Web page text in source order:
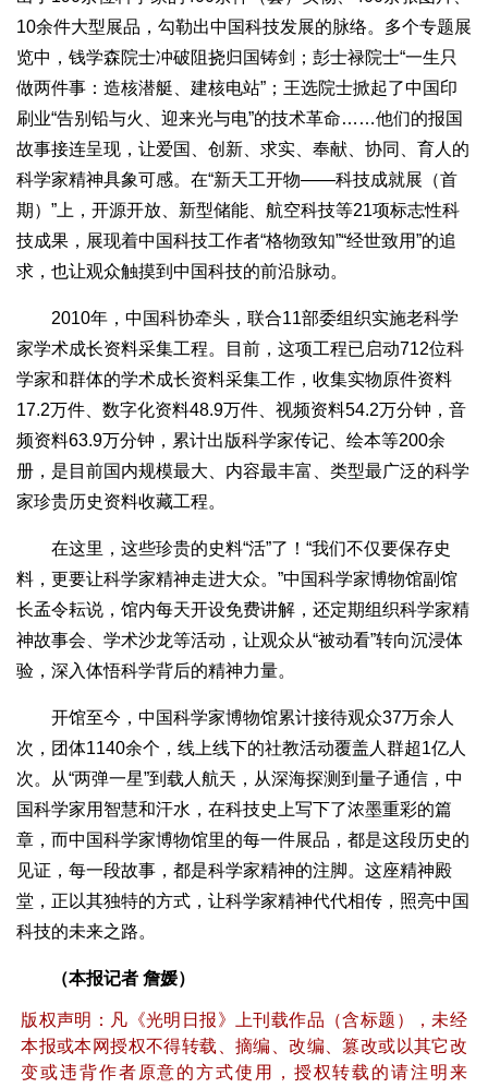
10余件大型展品，勾勒出中国科技发展的脉络。多个专题展
览中，钱学森院士冲破阻挠归国铸剑；彭士禄院士“一生只
做两件事：造核潜艇、建核电站”；王选院士掀起了中国印
刷业“告别铅与火、迎来光与电”的技术革命……他们的报国
故事接连呈现，让爱国、创新、求实、奉献、协同、育人的
科学家精神具象可感。在“新天工开物——科技成就展（首
期）”上，开源开放、新型储能、航空科技等21项标志性科
技成果，展现着中国科技工作者“格物致知”“经世致用”的追
求，也让观众触摸到中国科技的前沿脉动。
2010年，中国科协牵头，联合11部委组织实施老科学
家学术成长资料采集工程。目前，这项工程已启动712位科
学家和群体的学术成长资料采集工作，收集实物原件资料
17.2万件、数字化资料48.9万件、视频资料54.2万分钟，音
频资料63.9万分钟，累计出版科学家传记、绘本等200余
册，是目前国内规模最大、内容最丰富、类型最广泛的科学
家珍贵历史资料收藏工程。
在这里，这些珍贵的史料“活”了！“我们不仅要保存史
料，更要让科学家精神走进大众。”中国科学家博物馆副馆
长孟令耘说，馆内每天开设免费讲解，还定期组织科学家精
神故事会、学术沙龙等活动，让观众从“被动看”转向沉浸体
验，深入体悟科学背后的精神力量。
开馆至今，中国科学家博物馆累计接待观众37万余人
次，团体1140余个，线上线下的社教活动覆盖人群超1亿人
次。从“两弹一星”到载人航天，从深海探测到量子通信，中
国科学家用智慧和汗水，在科技史上写下了浓墨重彩的篇
章，而中国科学家博物馆里的每一件展品，都是这段历史的
见证，每一段故事，都是科学家精神的注脚。这座精神殿
堂，正以其独特的方式，让科学家精神代代相传，照亮中国
科技的未来之路。
（本报记者 詹媛）
版权声明：凡《光明日报》上刊载作品（含标题），未经
本报或本网授权不得转载、摘编、改编、篡改或以其它改
变或违背作者原意的方式使用，授权转载的请注明来